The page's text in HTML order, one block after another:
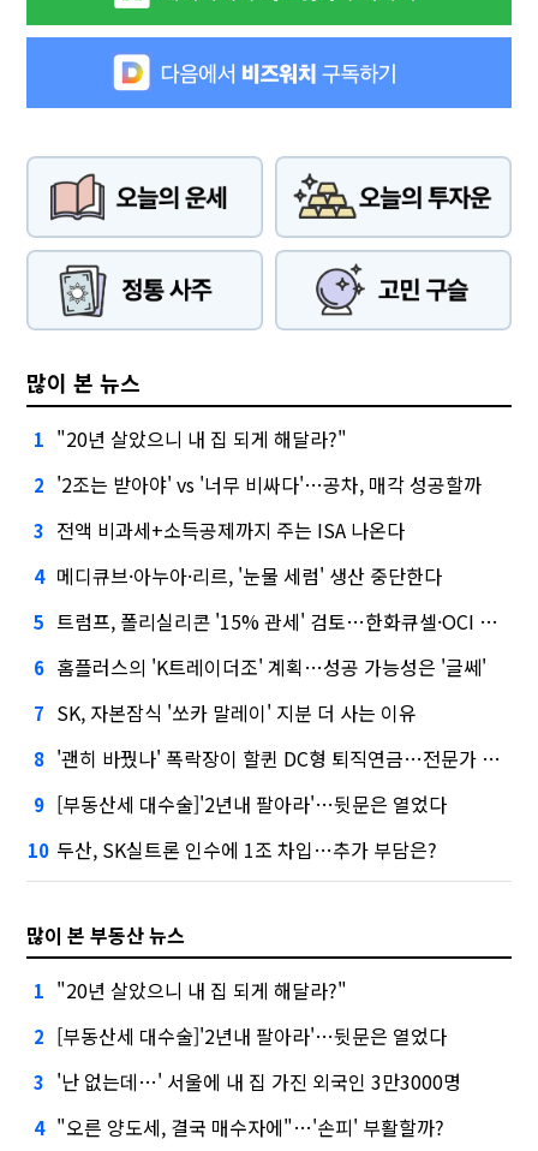
많이 본 뉴스
1 "20년 살았으니 내 집 되게 해달라?"
2 '2조는 받아야' vs '너무 비싸다'…공차, 매각 성공할까
3 전액 비과세+소득공제까지 주는 ISA 나온다
4 메디큐브·아누아·리르, '눈물 세럼' 생산 중단한다
5 트럼프, 폴리실리콘 '15% 관세' 검토…한화큐셀·OCI 영향은?
6 홈플러스의 'K트레이더조' 계획…성공 가능성은 '글쎄'
7 SK, 자본잠식 '쏘카 말레이' 지분 더 사는 이유
8 '괜히 바꿨나' 폭락장이 할퀸 DC형 퇴직연금…전문가 조언은
9 [부동산세 대수술]'2년내 팔아라'…뒷문은 열었다
10 두산, SK실트론 인수에 1조 차입…추가 부담은?
많이 본 부동산 뉴스
1 "20년 살았으니 내 집 되게 해달라?"
2 [부동산세 대수술]'2년내 팔아라'…뒷문은 열었다
3 '난 없는데…' 서울에 내 집 가진 외국인 3만3000명
4 "오른 양도세, 결국 매수자에"…'손피' 부활할까?